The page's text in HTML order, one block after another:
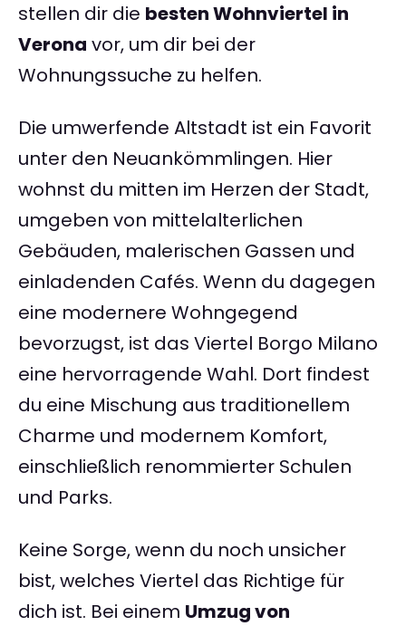
stellen dir die besten Wohnviertel in
Verona vor, um dir bei der
Wohnungssuche zu helfen.
Die umwerfende Altstadt ist ein Favorit
unter den Neuankömmlingen. Hier
wohnst du mitten im Herzen der Stadt,
umgeben von mittelalterlichen
Gebäuden, malerischen Gassen und
einladenden Cafés. Wenn du dagegen
eine modernere Wohngegend
bevorzugst, ist das Viertel Borgo Milano
eine hervorragende Wahl. Dort findest
du eine Mischung aus traditionellem
Charme und modernem Komfort,
einschließlich renommierter Schulen
und Parks.
Keine Sorge, wenn du noch unsicher
bist, welches Viertel das Richtige für
dich ist. Bei einem Umzug von